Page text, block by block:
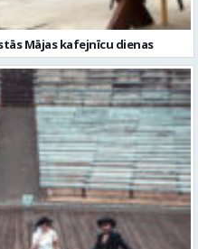
Mājas kafejnīcu dienas